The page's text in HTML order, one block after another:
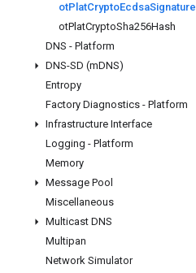
otPlatCryptoEcdsaSignature
otPlatCryptoSha256Hash
DNS - Platform
DNS-SD (mDNS)
Entropy
Factory Diagnostics - Platform
Infrastructure Interface
Logging - Platform
Memory
Message Pool
Miscellaneous
Multicast DNS
Multipan
Network Simulator